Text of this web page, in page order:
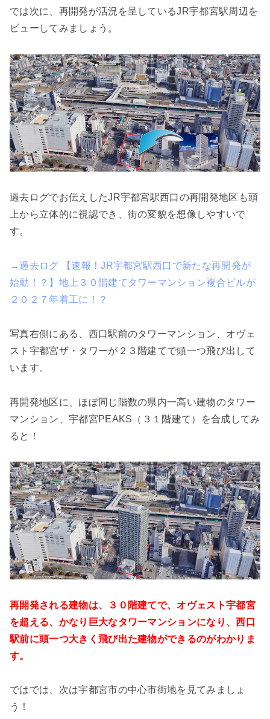
では次に、再開発が活況を呈しているJR宇都宮駅周辺を
ビューしてみましょう。
過去ログでお伝えしたJR宇都宮駅西口の再開発地区も頭
上から立体的に視認でき、街の変貌を想像しやすいで
す。
→過去ログ 【速報！JR宇都宮駅西口で新たな再開発が
始動！？】地上３０階建てタワーマンション複合ビルが
２０２７年着工に！？
写真右側にある、西口駅前のタワーマンション、オヴェ
スト宇都宮ザ・タワーが２３階建てで頭一つ飛び出して
います。
再開発地区に、ほぼ同じ階数の県内一高い建物のタワー
マンション、宇都宮PEAKS（３１階建て）を合成してみ
ると！
再開発される建物は、３０階建てで、オヴェスト宇都宮
を超える、かなり巨大なタワーマンションになり、西口
駅前に頭一つ大きく飛び出た建物ができるのがわかりま
す。
ではでは、次は宇都宮市の中心市街地を見てみましょ
う！